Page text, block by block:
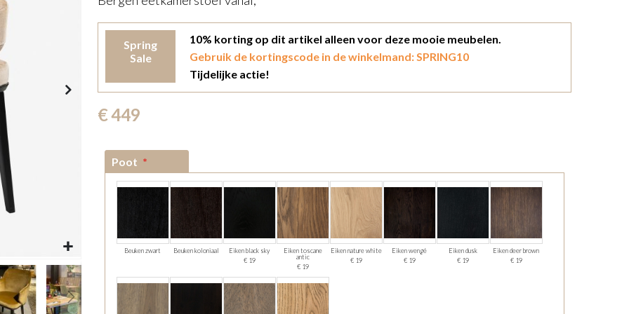
Spring
Sale
10% korting op dit artikel alleen voor deze mooie meubelen.
Gebruik de kortingscode in de winkelmand: SPRING10
Tijdelijke actie!
€ 449
Poot
Beuken zwart Beuken koloniaal
Eiken black sky
€ 19
Eiken toscane
antic
€ 19
Eiken nature white
€ 19
Eiken wengé
€ 19
Eiken dusk
€ 19
Eiken deer brown
€ 19